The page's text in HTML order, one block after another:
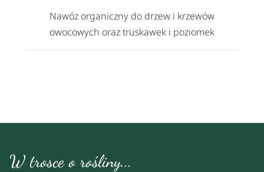
Nawóz organiczny do drzew i krzewów
owocowych oraz truskawek i poziomek
W trosce o rośliny...